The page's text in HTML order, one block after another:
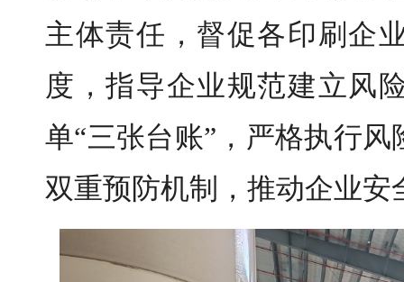
主体责任，督促各印刷企
度，指导企业规范建立风
单“三张台账”，严格执行
双重预防机制，推动企业